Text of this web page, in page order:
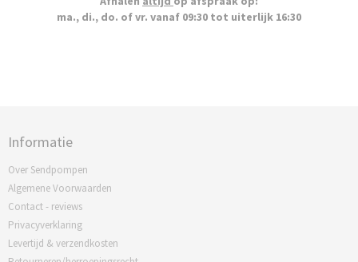
ma., di., do. of vr. vanaf 09:30 tot uiterlijk 16:30
Informatie
Over Sendpompen
Algemene Voorwaarden
Contact - reviews
Privacyverklaring
Levertijd & verzendkosten